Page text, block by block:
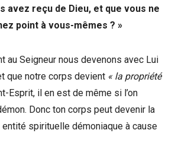
avez reçu de Dieu, et que vous ne
point à vous-mêmes ? »
au Seigneur nous devenons avec Lui
que notre corps devient « la propriété
Esprit, il en est de même si l’on
Donc ton corps peut devenir la
entité spirituelle démoniaque à cause